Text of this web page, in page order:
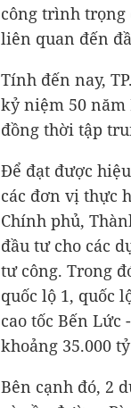
công trình trọng
liên quan đến
Tính đến nay,
kỷ niệm 50 năm
đồng thời tập
Để đạt được
các đơn vị thực
Chính phủ,
đầu tư cho các
tư công. Trong
quốc lộ 1, quốc
cao tốc Bến Lức
khoảng 35.000
Bên cạnh đó, 2